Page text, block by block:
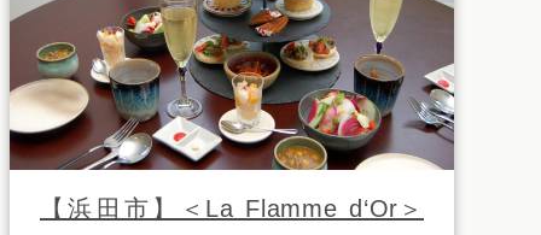
【浜田市】＜La Flamme d‘Or＞